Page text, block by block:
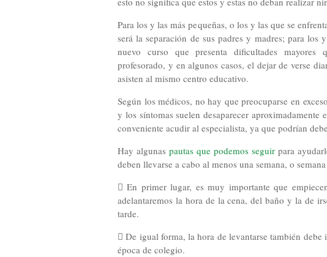
Para los y las más pequeñas, o los y las que se
será la separación de sus padres y madres; para los
nuevo curso que presenta dificultades
profesorado, y en algunos casos, el dejar de verse
asisten al mismo centro educativo.
Según los médicos, no hay que preocuparse en
y los síntomas suelen desaparecer aproximadamente
conveniente acudir al especialista, ya que podrían
Hay algunas pautas que podemos seguir para
deben llevarse a cabo al menos una semana, o
 En primer lugar, es muy importante que
adelantaremos la hora de la cena, del baño y la de
tarde.
 De igual forma, la hora de levantarse también
época de colegio.